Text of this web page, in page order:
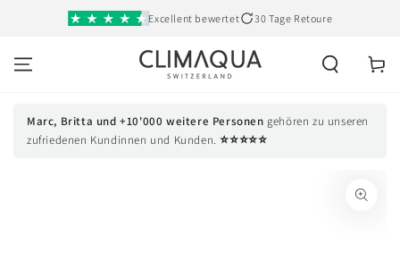
SKIP TO
CONTENT
Excellent bewertet 30 Tage Retoure
Cart
Marc, Britta und +10'000 weitere Personen gehören zu unseren
zufriedenen Kundinnen und Kunden.⭐⭐⭐⭐⭐